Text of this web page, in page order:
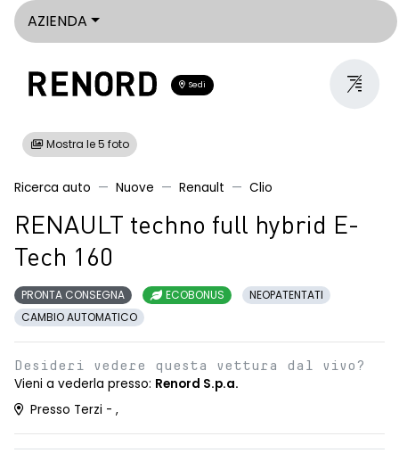
AZIENDA
Sedi
Mostra le 5 foto
Ricerca auto Nuove Renault Clio
RENAULT techno full hybrid E-
Tech 160
PRONTA CONSEGNA ECOBONUS
NEOPATENTATI
CAMBIO AUTOMATICO
Desideri vedere questa vettura dal vivo?
Vieni a vederla presso: Renord S.p.a.
Presso Terzi - ,